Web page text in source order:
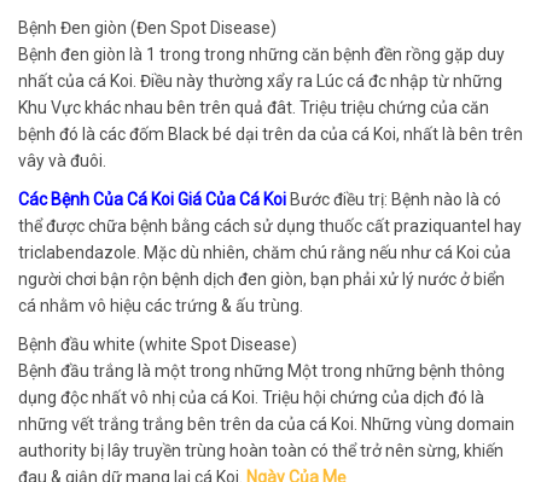
Bệnh Đen giòn (Đen Spot Disease)
Bệnh đen giòn là 1 trong trong những căn bệnh đền rồng gặp duy
nhất của cá Koi. Điều này thường xẩy ra Lúc cá đc nhập từ những
Khu Vực khác nhau bên trên quả đât. Triệu triệu chứng của căn
bệnh đó là các đốm Black bé dại trên da của cá Koi, nhất là bên trên
vây và đuôi.
Các Bệnh Của Cá Koi Giá Của Cá Koi Bước điều trị: Bệnh nào là có
thể được chữa bệnh bằng cách sử dụng thuốc cất praziquantel hay
triclabendazole. Mặc dù nhiên, chăm chú rằng nếu như cá Koi của
người chơi bận rộn bệnh dịch đen giòn, bạn phải xử lý nước ở biển
cá nhằm vô hiệu các trứng & ấu trùng.
Bệnh đầu white (white Spot Disease)
Bệnh đầu trắng là một trong những Một trong những bệnh thông
dụng độc nhất vô nhị của cá Koi. Triệu hội chứng của dịch đó là
những vết trắng trắng bên trên da của cá Koi. Những vùng domain
authority bị lây truyền trùng hoàn toàn có thể trở nên sừng, khiến
đau & giận dữ mang lại cá Koi. Ngày Của Mẹ